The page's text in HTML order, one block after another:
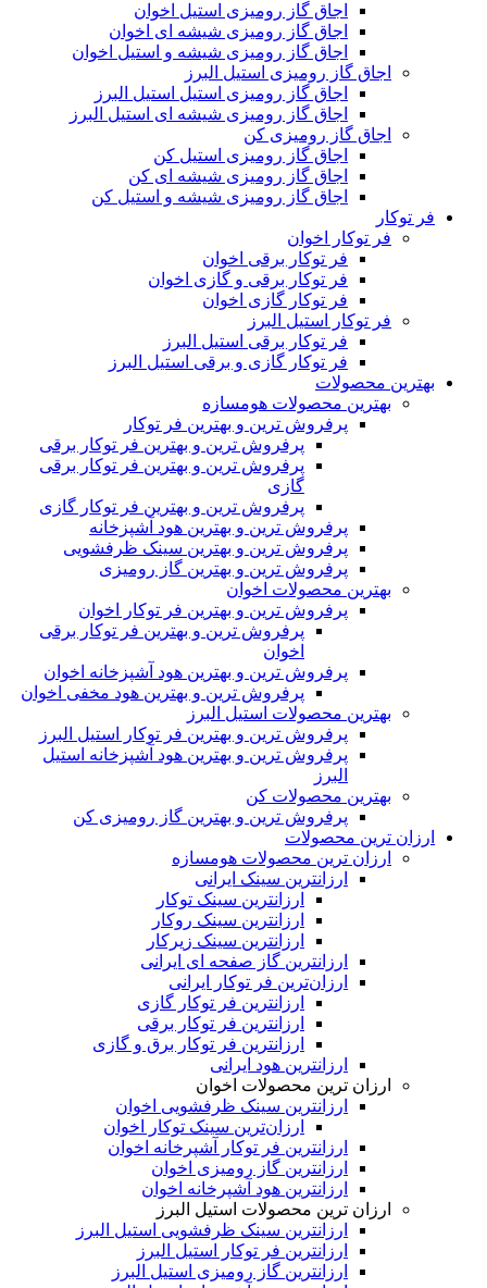
اجاق گاز رومیزی استیل اخوان
اجاق گاز رومیزی شیشه ای اخوان
اجاق گاز رومیزی شیشه و استیل اخوان
اجاق گاز رومیزی استیل البرز
اجاق گاز رومیزی استیل استیل البرز
اجاق گاز رومیزی شیشه ای استیل البرز
اجاق گاز رومیزی کن
اجاق گاز رومیزی استیل کن
اجاق گاز رومیزی شیشه ای کن
اجاق گاز رومیزی شیشه و استیل کن
فر توکار
فر توکار اخوان
فر توکار برقی اخوان
فر توکار برقی و گازی اخوان
فر توکار گازی اخوان
فر توکار استیل البرز
فر توکار برقی استیل البرز
فر توکار گازی و برقی استیل البرز
بهترین محصولات
بهترین محصولات هومسازه
پرفروش ترین و بهترین فر توکار
پرفروش ترین و بهترین فر توکار برقی
پرفروش ترین و بهترین فر توکار برقی
گازی
پرفروش ترین و بهترین فر توکار گازی
پرفروش ترین و بهترین هود آشپزخانه
پرفروش ترین و بهترین سینک ظرفشویی
پرفروش ترین و بهترین گاز رومیزی
بهترین محصولات اخوان
پرفروش ترین و بهترین فر توکار اخوان
پرفروش ترین و بهترین فر توکار برقی
اخوان
پرفروش ترین و بهترین هود آشپزخانه اخوان
پرفروش ترین و بهترین هود مخفی اخوان
بهترین محصولات استیل البرز
پرفروش ترین و بهترین فر توکار استیل البرز
پرفروش ترین و بهترین هود آشپزخانه استیل
البرز
بهترین محصولات کن
پرفروش ترین و بهترین گاز رومیزی کن
ارزان ترین محصولات
ارزان ترین محصولات هومسازه
ارزانترین سینک ایرانی
ارزانترین سینک توکار
ارزانترین سینک روکار
ارزانترین سینک زیرکار
ارزانترین گاز صفحه ای ایرانی
ارزان‌ترین فر توکار ایرانی
ارزانترین فر توکار گازی
ارزانترین فر توکار برقی
ارزانترین فر توکار برق و گازی
ارزانترین هود ایرانی
ارزان ترین محصولات اخوان
ارزانترین سینک ظرفشویی اخوان
ارزان‌ترین سینک توکار اخوان
ارزانترین فر توکار آشپرخانه اخوان
ارزانترین گاز رومیزی اخوان
ارزانترین هود آشپرخانه اخوان
ارزان ترین محصولات استیل البرز
ارزانترین سینک ظرفشویی استیل البرز
ارزانترین فر توکار استیل البرز
ارزانترین گاز رومیزی استیل البرز